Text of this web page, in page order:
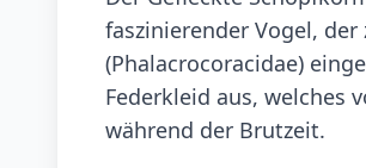
faszinierender Vogel,
(Phalacrocoracidae)
Federkleid aus, welches
während der Brutzeit.